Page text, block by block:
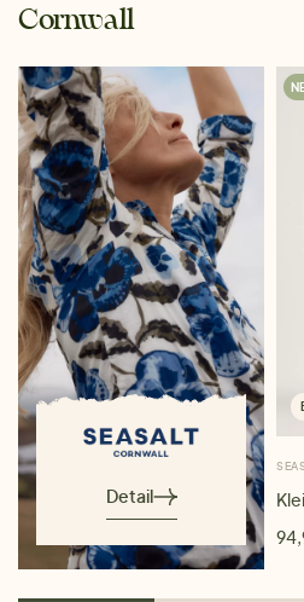
Cornwall
Detail